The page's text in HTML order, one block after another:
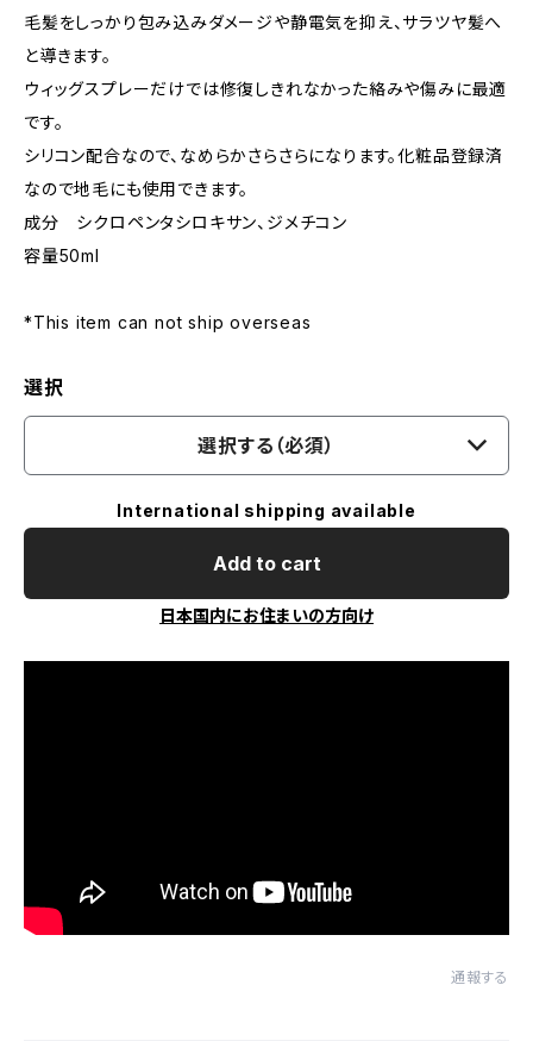
毛髪をしっかり包み込みダメージや静電気を抑え、サラツヤ髪へ
と導きます。
ウィッグスプレーだけでは修復しきれなかった絡みや傷みに最適
です。
シリコン配合なので、なめらかさらさらになります。化粧品登録済
なので地毛にも使用できます。
成分 シクロペンタシロキサン、ジメチコン
容量50ml
*This item can not ship overseas
選択
選択する（必須）
International shipping available
Add to cart
日本国内にお住まいの方向け
通報する